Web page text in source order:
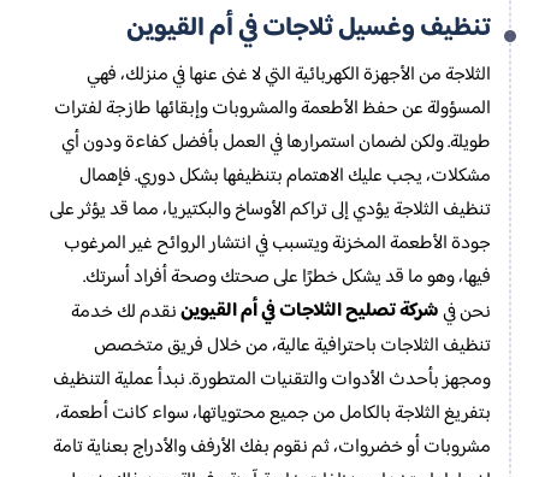
تنظيف وغسيل ثلاجات في أم القيوين
الثلاجة من الأجهزة الكهربائية التي لا غنى عنها في منزلك، فهي
المسؤولة عن حفظ الأطعمة والمشروبات وإبقائها طازجة لفترات
طويلة. ولكن لضمان استمرارها في العمل بأفضل كفاءة ودون أي
مشكلات، يجب عليك الاهتمام بتنظيفها بشكل دوري. فإهمال
تنظيف الثلاجة يؤدي إلى تراكم الأوساخ والبكتيريا، مما قد يؤثر على
جودة الأطعمة المخزنة ويتسبب في انتشار الروائح غير المرغوب
فيها، وهو ما قد يشكل خطرًا على صحتك وصحة أفراد أسرتك.
نحن فيشركة تصليح الثلاجات في أم القيويننقدم لك خدمة
تنظيف الثلاجات باحترافية عالية، من خلال فريق متخصص
ومجهز بأحدث الأدوات والتقنيات المتطورة. نبدأ عملية التنظيف
بتفريغ الثلاجة بالكامل من جميع محتوياتها، سواء كانت أطعمة،
مشروبات أو خضروات، ثم نقوم بفك الأرفف والأدراج بعناية تامة